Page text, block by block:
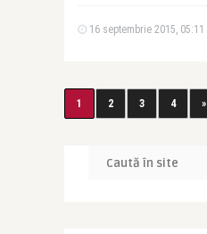
16 septembrie 2015, 05:11
1 2 3 4 »